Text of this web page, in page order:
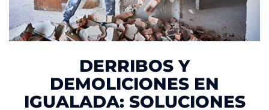
DERRIBOS Y
DEMOLICIONES EN
IGUALADA: SOLUCIONES